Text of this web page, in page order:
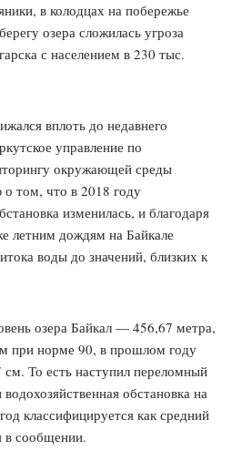
в колодцах на побережье
озера сложилась угроза
с населением в 230 тыс.
вплоть до недавнего
управление по
окружающей среды
том, что в 2018 году
изменилась, и благодаря
летним дождям на Байкале
воды до значений, близких к
озера Байкал — 456,67 метра,
при норме 90, в прошлом году
То есть наступил переломный
обстановка на
классифицируется как средний
в сообщении.